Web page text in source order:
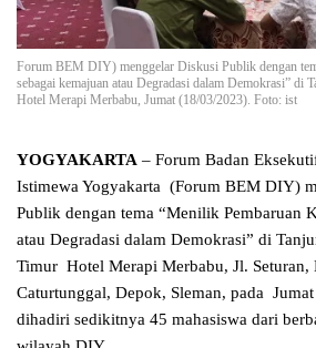
Forum BEM DIY) menggelar Diskusi Publik dengan
sebagai kemajuan atau Degradasi dalam Demokrasi” di
Hotel Merapi Merbabu, Jumat (18/03/2023). Foto: ist
YOGYAKARTA – Forum Badan
Istimewa Yogyakarta (Forum BEM DIY)
Publik dengan tema “Menilik Pembaruan
atau Degradasi dalam Demokrasi” di
Timur Hotel Merapi Merbabu, Jl. Seturan,
Caturtunggal, Depok, Sleman, pada
dihadiri sedikitnya 45 mahasiswa dari